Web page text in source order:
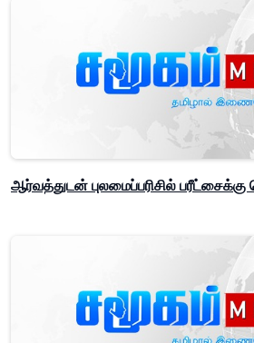
ஆர்வத்துடன் புலமைப்பரிசில்